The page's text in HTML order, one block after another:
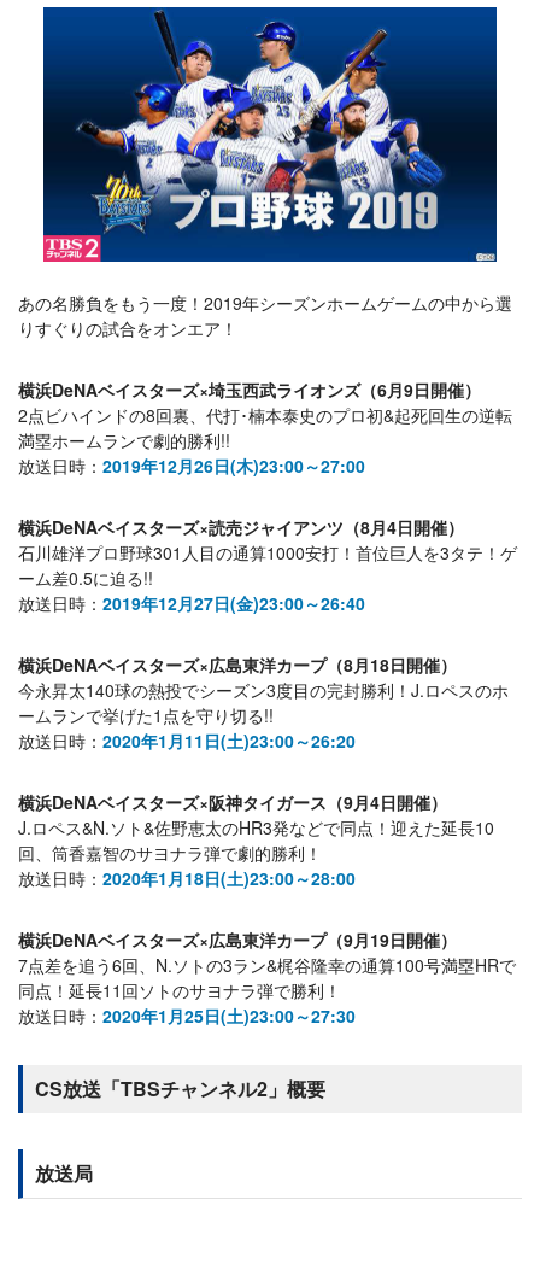
あの名勝負をもう一度！2019年シーズンホームゲームの中から選
りすぐりの試合をオンエア！
横浜DeNAベイスターズ×埼玉西武ライオンズ（6月9日開催）
2点ビハインドの8回裏、代打･楠本泰史のプロ初&起死回生の逆転
満塁ホームランで劇的勝利!!
放送日時： 2019年12月26日(木)23:00～27:00
横浜DeNAベイスターズ×読売ジャイアンツ（8月4日開催）
石川雄洋プロ野球301人目の通算1000安打！首位巨人を3タテ！ゲ
ーム差0.5に迫る!!
放送日時： 2019年12月27日(金)23:00～26:40
横浜DeNAベイスターズ×広島東洋カープ（8月18日開催）
今永昇太140球の熱投でシーズン3度目の完封勝利！J.ロペスのホ
ームランで挙げた1点を守り切る!!
放送日時： 2020年1月11日(土)23:00～26:20
横浜DeNAベイスターズ×阪神タイガース（9月4日開催）
J.ロペス&N.ソト&佐野恵太のHR3発などで同点！迎えた延長10
回、筒香嘉智のサヨナラ弾で劇的勝利！
放送日時： 2020年1月18日(土)23:00～28:00
横浜DeNAベイスターズ×広島東洋カープ（9月19日開催）
7点差を追う6回、N.ソトの3ラン&梶谷隆幸の通算100号満塁HRで
同点！延長11回ソトのサヨナラ弾で勝利！
放送日時： 2020年1月25日(土)23:00～27:30
CS放送「TBSチャンネル2」概要
放送局